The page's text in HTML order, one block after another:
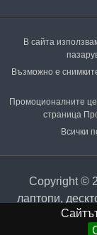
В сайта
Възможно е
Промоционалните
страница
Всички
Copyright ©
лаптопи,